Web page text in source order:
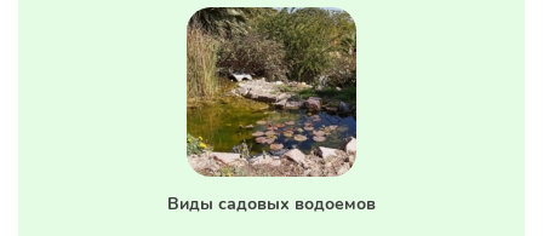
Виды садовых водоемов